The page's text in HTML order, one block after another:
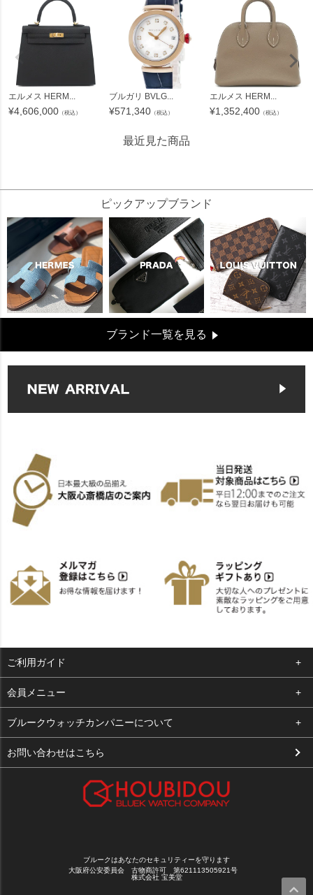
エルメス HERM...
¥4,606,000 （税込）
ブルガリ BVLG...
¥571,340 （税込）
エルメス HERM...
¥1,352,400 （税込）
最近見た商品
ピックアップブランド
ブランド一覧を見る
ご利用ガイド
よくある質問
支払い・送料
お客様の声
会員メニュー
ログイン
お気に入り
ブルークウォッチカンパニーについて
会社概要
お問い合わせはこちら
ブルークはあなたのセキュリティーを守ります
大阪府公安委員会 古物商許可 第621113505921号
株式会社 宝美堂